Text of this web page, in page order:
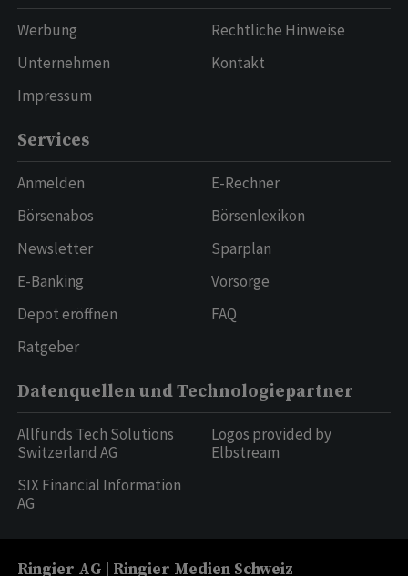
Werbung
Unternehmen
Impressum
Rechtliche Hinweise
Kontakt
Services
Anmelden
Börsenabos
Newsletter
E-Banking
Depot eröffnen
Ratgeber
E-Rechner
Börsenlexikon
Sparplan
Vorsorge
FAQ
Datenquellen und Technologiepartner
Allfunds Tech Solutions
Switzerland AG
SIX Financial Information
AG
Logos provided by
Elbstream
Ringier AG | Ringier Medien Schweiz